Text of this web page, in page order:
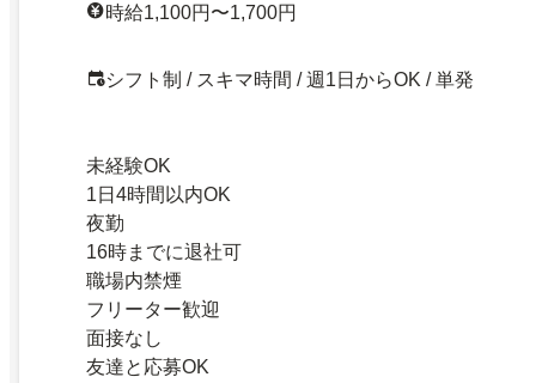
時給1,100円〜1,700円
シフト制 / スキマ時間 / 週1日からOK / 単発
未経験OK
1日4時間以内OK
夜勤
16時までに退社可
職場内禁煙
フリーター歓迎
面接なし
友達と応募OK